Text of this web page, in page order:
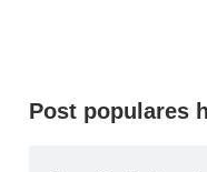
Post populares